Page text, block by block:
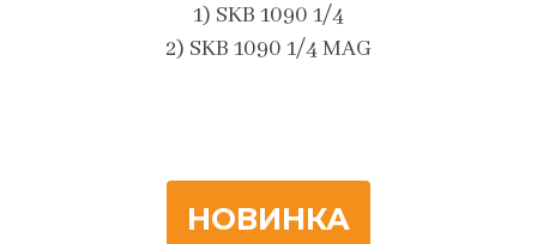
1) SKB 1090 1/4
2) SKB 1090 1/4 MAG
НОВИНКА